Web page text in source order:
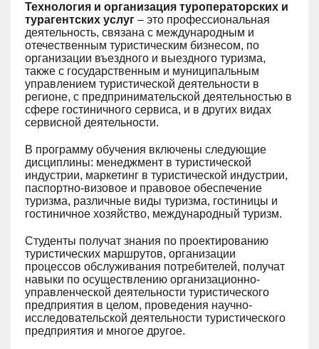
Технология и организация туроператорских и
турагентских услуг – это профессиональная
деятельность, связана с международным и
отечественным туристическим бизнесом, по
организации въездного и выездного туризма,
также с государственным и муниципальным
управлением туристической деятельности в
регионе, с предпринимательской деятельностью в
сфере гостиничного сервиса, и в других видах
сервисной деятельности.
В программу обучения включены следующие
дисциплины: менеджмент в туристической
индустрии, маркетинг в туристической индустрии,
паспортно-визовое и правовое обеспечение
туризма, различные виды туризма, гостиницы и
гостиничное хозяйство, международный туризм.
Студенты получат знания по проектированию
туристических маршрутов, организации
процессов обслуживания потребителей, получат
навыки по осуществлению организационно-
управленческой деятельности туристического
предприятия в целом, проведения научно-
исследовательской деятельности туристического
предприятия и многое другое.